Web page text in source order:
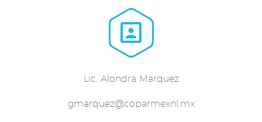


Lic. Alondra Marquez
gmarquez@coparmexnl.mx